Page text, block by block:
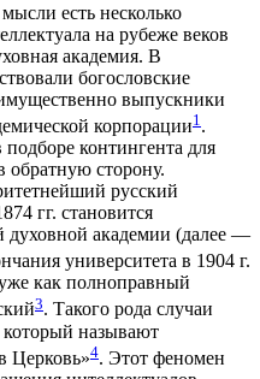
есть несколько
на рубеже веков
академия. В
богословские
выпускники
корпорации1 .
контингента для
сторону.
русский
гг. становится
духовной академии (далее —
университета в 1904 г.
как полноправный
3. Такого рода случаи
называют
Церковь»4. Этот феномен